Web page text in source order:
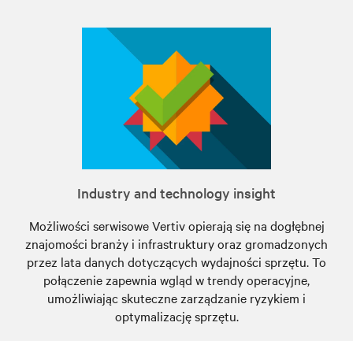
Industry and technology insight
Możliwości serwisowe Vertiv opierają się na dogłębnej
znajomości branży i infrastruktury oraz gromadzonych
przez lata danych dotyczących wydajności sprzętu. To
połączenie zapewnia wgląd w trendy operacyjne,
umożliwiając skuteczne zarządzanie ryzykiem i
optymalizację sprzętu.